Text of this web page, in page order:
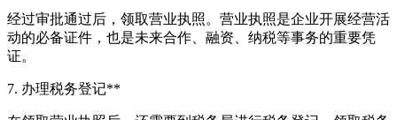
经过审批通过后，领取营业执照。营业执照是企业开展经营活
动的必备证件，也是未来合作、融资、纳税等事务的重要凭
证。
7. 办理税务登记**